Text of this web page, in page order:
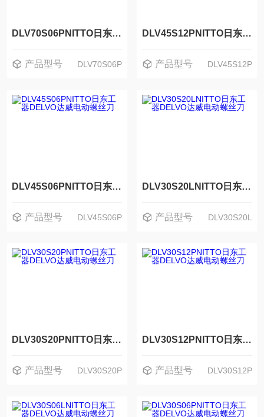
DLV70S06PNITTO日东工器DELVO达威电动螺丝刀
产品型号 DLV70S06P
DLV45S12PNITTO日东工器DELVO达威电动螺丝刀
产品型号 DLV45S12P
DLV45S06PNITTO日东工器DELVO达威电动螺丝刀
产品型号 DLV45S06P
DLV30S20LNITTO日东工器DELVO达威电动螺丝刀
产品型号 DLV30S20L
DLV30S20PNITTO日东工器DELVO达威电动螺丝刀
产品型号 DLV30S20P
DLV30S12PNITTO日东工器DELVO达威电动螺丝刀
产品型号 DLV30S12P